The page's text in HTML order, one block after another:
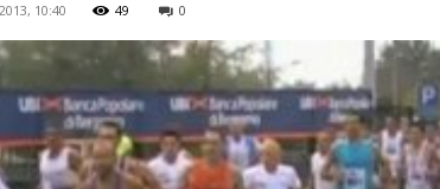
10:40 49 0